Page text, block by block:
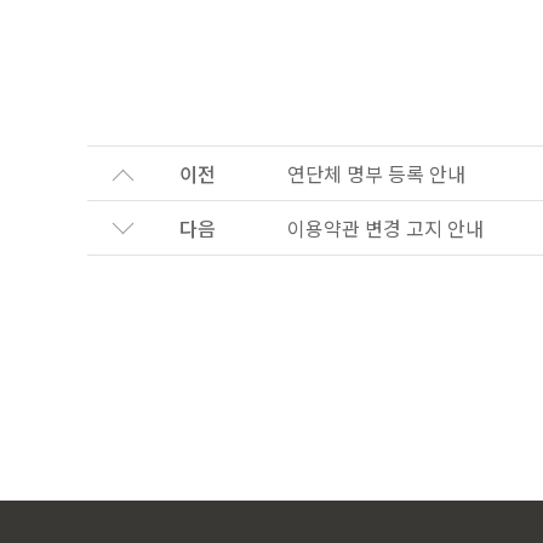
이전
연단체 명부 등록 안내
다음
이용약관 변경 고지 안내